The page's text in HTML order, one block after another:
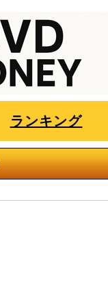
ランキング